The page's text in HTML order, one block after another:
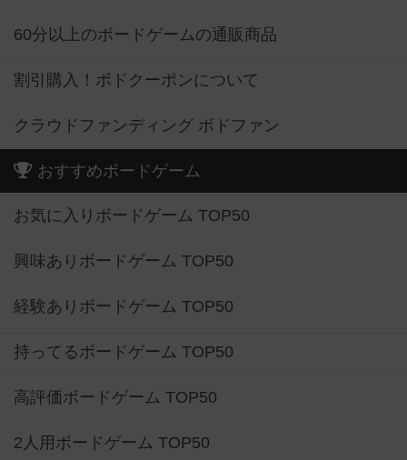
60分以上のボードゲームの通販商品
割引購入！ボドクーポンについて
クラウドファンディング ボドファン
おすすめボードゲーム
お気に入りボードゲーム TOP50
興味ありボードゲーム TOP50
経験ありボードゲーム TOP50
持ってるボードゲーム TOP50
高評価ボードゲーム TOP50
2人用ボードゲーム TOP50